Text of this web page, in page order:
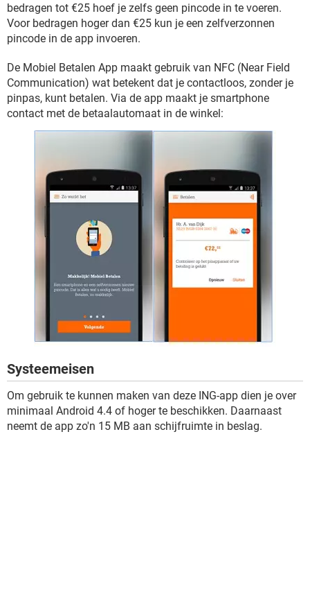
bedragen tot €25 hoef je zelfs geen pincode in te voeren.
Voor bedragen hoger dan €25 kun je een zelfverzonnen
pincode in de app invoeren.
De Mobiel Betalen App maakt gebruik van NFC (Near Field
Communication) wat betekent dat je contactloos, zonder je
pinpas, kunt betalen. Via de app maakt je smartphone
contact met de betaalautomaat in de winkel:
Systeemeisen
Om gebruik te kunnen maken van deze ING-app dien je over
minimaal Android 4.4 of hoger te beschikken. Daarnaast
neemt de app zo'n 15 MB aan schijfruimte in beslag.